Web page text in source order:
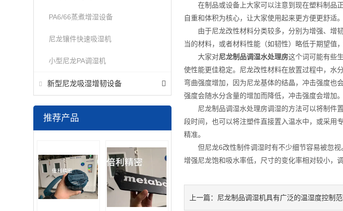
PA6/66蒸煮增湿设备
尼龙镶件快速吸湿机
小型尼龙PA调湿机
新型尼龙吸湿增韧设备
推荐产品
在制品或设备上大家可以注意到现在塑料制品正
自重和体积为核心，让大家使用起来更方便更舒适。
由于尼龙改性材料分类较多，分别为增强、增韧
当的材料，或者材料性能（如韧性）略低于期望值
大家对尼龙制品调湿水处理房这个词可能有些
使性能更佳稳定。尼龙改性材料在放置过程中，水
弯曲强度增加，因为尼龙基体的结晶，冲击强度也
强度会随水分含量的增加而降低，冲击强度会增加。
尼龙制品调湿水处理房调湿的方法可以将制件置
段时间，也可以将注塑件直接置入温水中，或采用
精准。
但尼龙6改性制件调湿时有不少细节容易被忽视
增强尼龙饱和吸水率低，尺寸的变化率相对较小，
上一篇： 尼龙制品调湿机具有广泛的温湿度控制范